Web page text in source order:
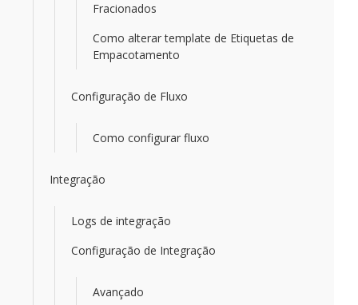
Fracionados
Como alterar template de Etiquetas de
Empacotamento
Configuração de Fluxo
Como configurar fluxo
Integração
Logs de integração
Configuração de Integração
Avançado